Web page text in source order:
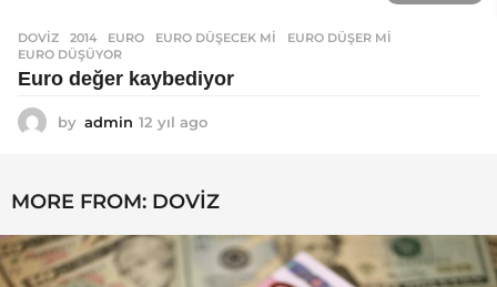
DOVIZ 2014 ,EURO ,EURO DÜŞECEK MI ,EURO DÜŞER MI
EURO DÜŞÜYOR
Euro değer kaybediyor
by admin 12 yıl ago
l
MORE FROM: DOVIZ